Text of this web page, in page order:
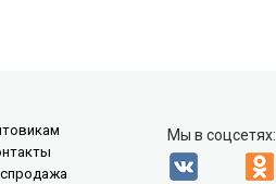
Мы в соцсетях: